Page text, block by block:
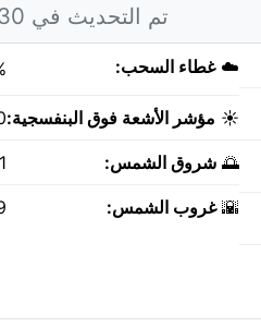
تم التحديث في 5:30 اليوم
☁️غطاء السحب:
☀️ مؤشر الأشعة فوق البنفسجية:
🌅 شروق الشمس:
🌇غروب الشمس: